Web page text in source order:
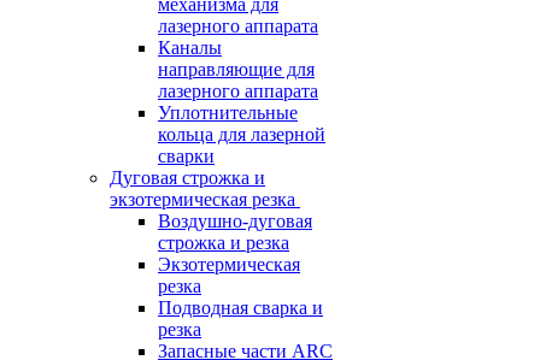
механизма для
лазерного аппарата
Каналы
направляющие для
лазерного аппарата
Уплотнительные
кольца для лазерной
сварки
Дуговая строжка и
экзотермическая резка
Воздушно-дуговая
строжка и резка
Экзотермическая
резка
Подводная сварка и
резка
Запасные части ARC